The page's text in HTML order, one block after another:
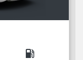
local_gas_station